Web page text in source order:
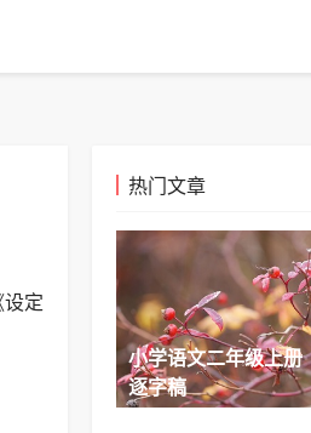
定
热门文章
小学语文二年级上册
逐字稿